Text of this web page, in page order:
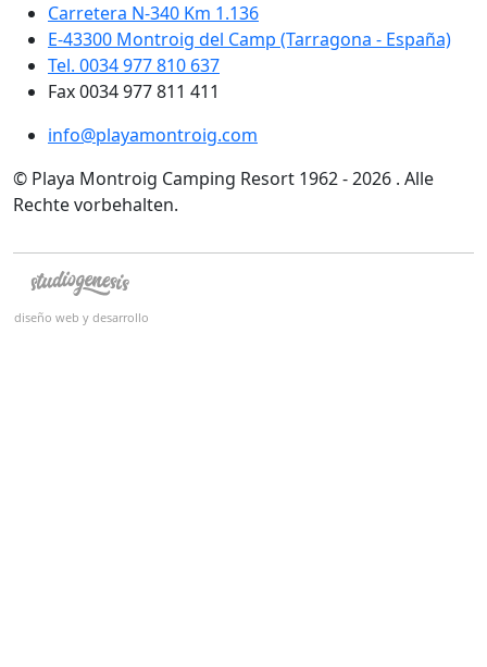
Carretera N-340 Km 1.136
E-43300 Montroig del Camp (Tarragona - España)
Tel. 0034 977 810 637
Fax 0034 977 811 411
info@playamontroig.com
© Playa Montroig Camping Resort 1962 - 2026 . Alle
Rechte vorbehalten.